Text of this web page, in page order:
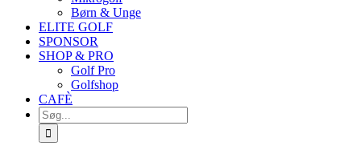
Børn & Unge
ELITE GOLF
SPONSOR
SHOP & PRO
Golf Pro
Golfshop
CAFÈ
Søg
efter: